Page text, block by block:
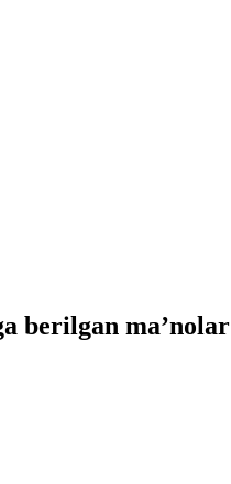
berilgan ma’nolar